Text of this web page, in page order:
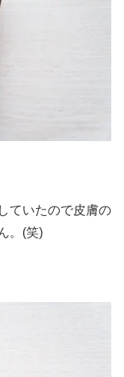
ていたので皮膚の
。(笑)